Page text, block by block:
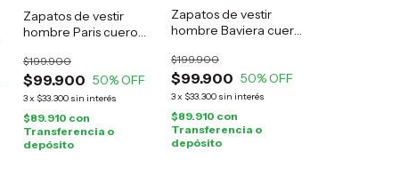
Zapatos de vestir
hombre Paris cuero
$99.900
$199.900
50% OFF
3x $33.300 sin interés
$89.910 con
Transferencia o
depósito
Zapatos de vestir
hombre Baviera cuero
$99.900
$199.900
50% OFF
3x $33.300 sin interés
$89.910 con
Transferencia o
depósito